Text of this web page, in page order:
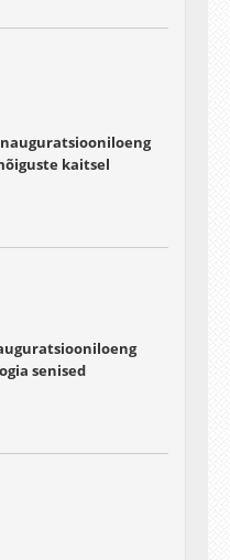
kaitsel
senised